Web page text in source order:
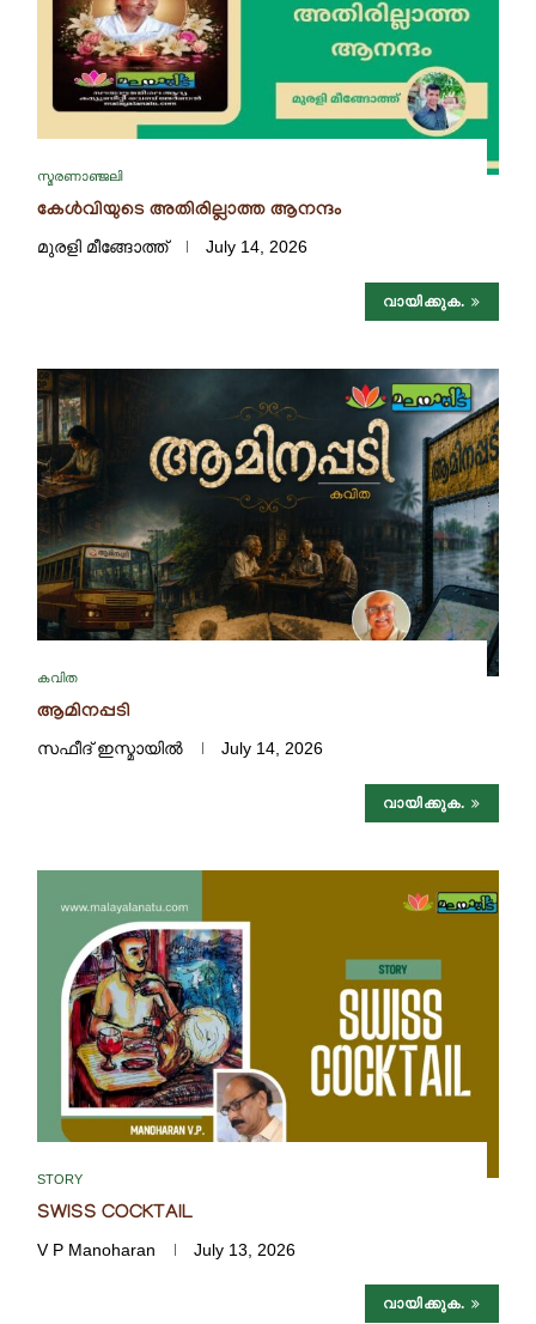
സ്മരണാഞ്ജലി
കേൾവിയുടെ അതിരില്ലാത്ത ആനന്ദം
മുരളി മീങ്ങോത്ത് July 14, 2026
വായിക്കുക.
കവിത
ആമിനപ്പടി
സഫീദ് ഇസ്മായിൽ July 14, 2026
വായിക്കുക.
STORY
SWISS COCKTAIL
V P Manoharan July 13, 2026
വായിക്കുക.